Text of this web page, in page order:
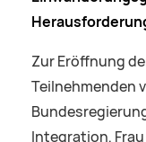
Zur Eröffnung
Teilnehmenden
Integration,